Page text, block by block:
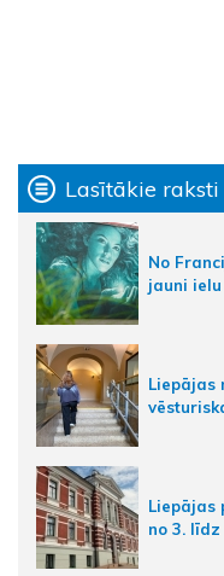
Lasītākie raksti
No
jauni
Liepājas
Liepājas
no 3.